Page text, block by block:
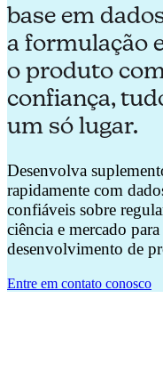
base em
a formulação
o produto
confiança,
um só lugar.
Desenvolva
rapidamente com
confiáveis sobre
ciência e mercado para
desenvolvimento de
Entre em contato conosco